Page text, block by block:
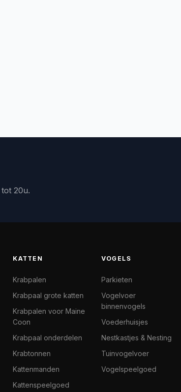
20u.
KATTEN
Krabpalen
Krabpaal grote katten
Krabpalen voor Maine
Coon
Krabpaal onderdelen
Krabtonnen
Kattenmanden
Kattenspeelgoed
VOGELS
Parkieten
Vogelvoer
binnenvogels
Voederhuisjes
Nestkastjes & Nesting
Tuinvogelvoer
Vogelspeelgoed